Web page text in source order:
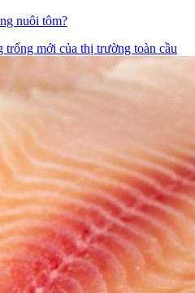
nuôi tôm?
mới của thị trường toàn cầu